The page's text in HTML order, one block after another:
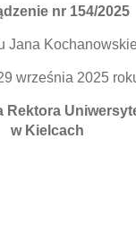
nr 154/2025
Jana
września 2025
Rektora
w Kielcach